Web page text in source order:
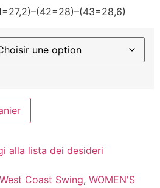
alla lista dei desideri
West Coast Swing, WOMEN'S